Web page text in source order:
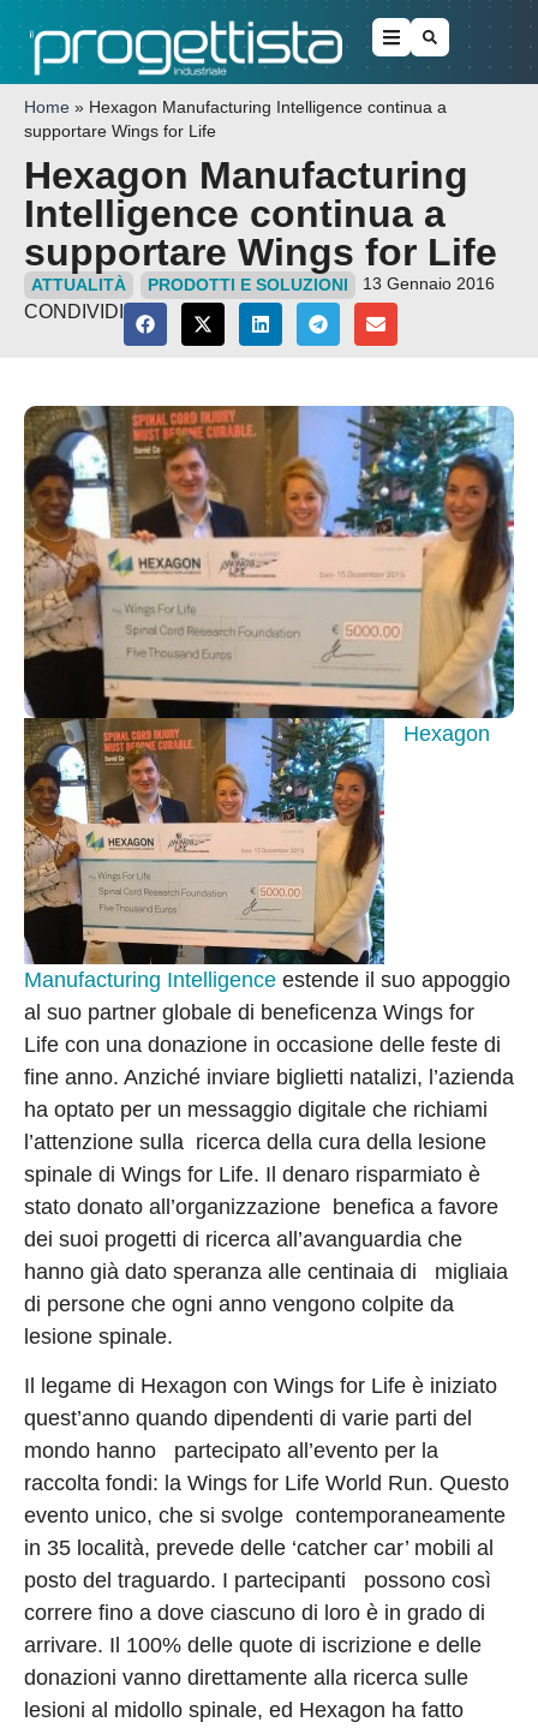
Home » Hexagon Manufacturing Intelligence continua a
supportare Wings for Life
Hexagon Manufacturing
Intelligence continua a
supportare Wings for Life
ATTUALITÀ PRODOTTI E SOLUZIONI 13 Gennaio 2016
CONDIVIDI
Hexagon
Manufacturing Intelligence estende il suo appoggio
al suo partner globale di beneficenza Wings for
Life con una donazione in occasione delle feste di
fine anno. Anziché inviare biglietti natalizi, l’azienda
ha optato per un messaggio digitale che richiami
l’attenzione sulla ricerca della cura della lesione
spinale di Wings for Life. Il denaro risparmiato è
stato donato all’organizzazione benefica a favore
dei suoi progetti di ricerca all’avanguardia che
hanno già dato speranza alle centinaia di migliaia
di persone che ogni anno vengono colpite da
lesione spinale.
Il legame di Hexagon con Wings for Life è iniziato
quest’anno quando dipendenti di varie parti del
mondo hanno partecipato all’evento per la
raccolta fondi: la Wings for Life World Run. Questo
evento unico, che si svolge contemporaneamente
in 35 località, prevede delle ‘catcher car’ mobili al
posto del traguardo. I partecipanti possono così
correre fino a dove ciascuno di loro è in grado di
arrivare. Il 100% delle quote di iscrizione e delle
donazioni vanno direttamente alla ricerca sulle
lesioni al midollo spinale, ed Hexagon ha fatto